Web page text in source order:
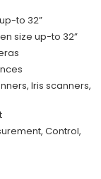
to 32”
size up-to 32”
Iris scanners,
Control,